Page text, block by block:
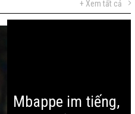
+ Xem tất cả
Mbappe im tiếng,